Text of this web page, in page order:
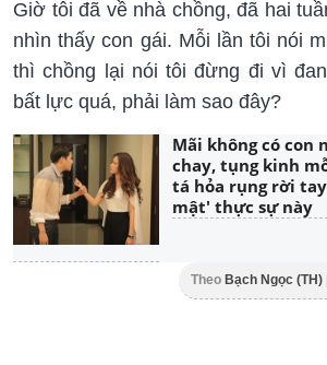
Giờ tôi đã về nhà chồng, đã hai
nhìn thấy con gái. Mỗi lần tôi nói
thì chồng lại nói tôi đừng đi vì
bất lực quá, phải làm sao đây?
Mãi không có con
chay, tụng kinh
tá hỏa rụng rời
mật' thực sự này
Theo Bạch Ngọc